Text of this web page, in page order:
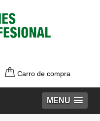
Carro de compra
MENU